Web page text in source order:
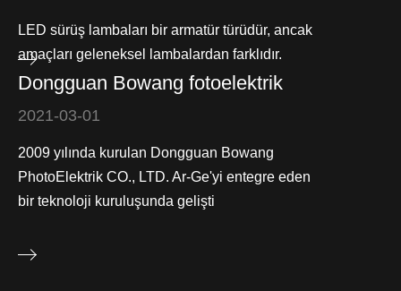
LED sürüş lambaları bir armatür türüdür, ancak
amaçları geleneksel lambalardan farklıdır.
Dongguan Bowang fotoelektrik
2021-03-01
2009 yılında kurulan Dongguan Bowang
PhotoElektrik CO., LTD. Ar-Ge'yi entegre eden
bir teknoloji kuruluşunda gelişti